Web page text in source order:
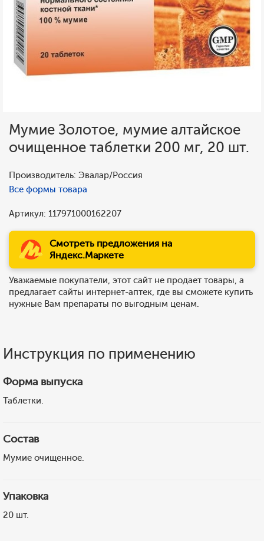
Мумие Золотое, мумие алтайское
очищенное таблетки 200 мг, 20 шт.
Производитель: Эвалар/Россия
Все формы товара
Артикул: 117971000162207
Смотреть предложения на
Яндекс.Маркете
Уважаемые покупатели, этот сайт не продает товары, а
предлагает сайты интернет-аптек, где вы сможете купить
нужные Вам препараты по выгодным ценам.
Инструкция по применению
Форма выпуска
Таблетки.
Состав
Мумие очищенное.
Упаковка
20 шт.